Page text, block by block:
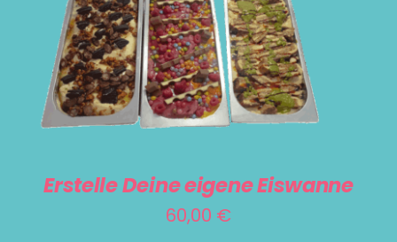
SELECT OPTIONS / DETAILS
Erstelle Deine eigene Eiswanne
60,00 €